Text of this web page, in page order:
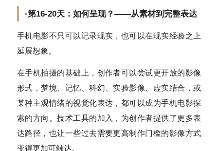
·第16-20天：如何呈现？——从素材到完整表达
手机电影不只可以记录现实，也可以在现实经验之上
延展想象。
在手机拍摄的基础上，创作者可以尝试更开放的影像
形式，梦境、记忆、科幻、实验影像、虚实结合，或
某种主观情绪的视觉化表达，都可以成为手机电影探
索的方向。技术工具的加入，为创作者提供了更多表
达路径，也让一些过去需要更高制作门槛的影像方式
变得更加可触达。